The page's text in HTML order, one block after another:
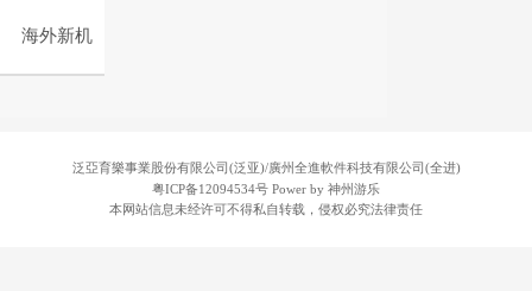
海外新机
泛亞育樂事業股份有限公司(泛亚)/廣州全進軟件科技有限公司(全进)
粤ICP备12094534号 Power by 神州游乐
本网站信息未经许可不得私自转载，侵权必究法律责任